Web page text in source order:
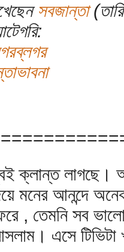
সবজান্তা
ক্লান্ত লাগছে।
মনের আনন্দে
, তেমনি সব
এসে টিভিটা